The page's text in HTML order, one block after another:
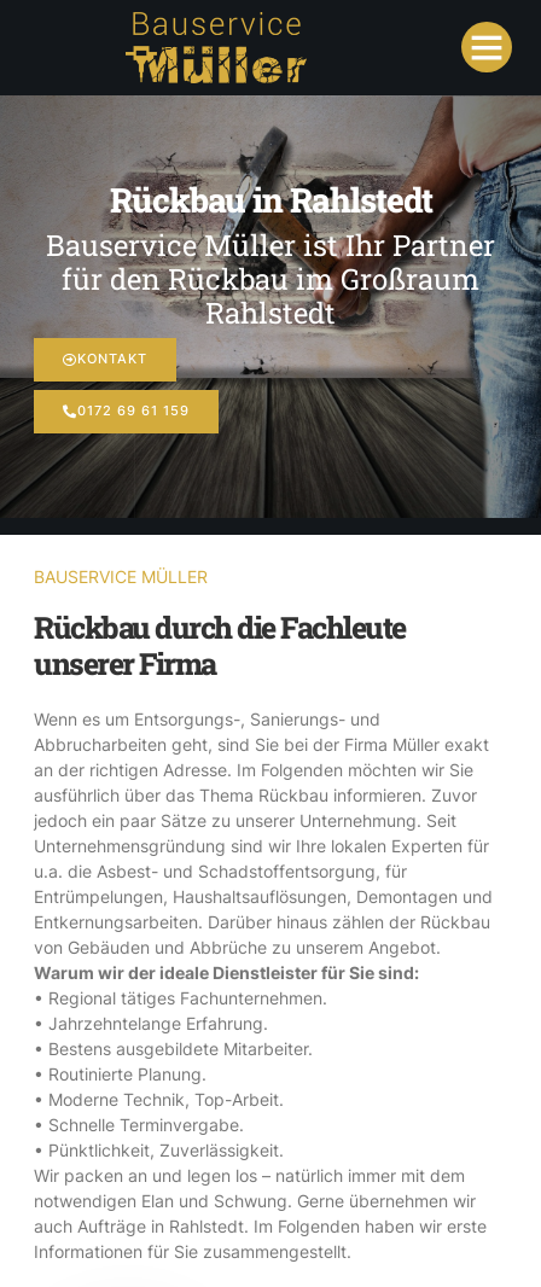
Rückbau in Rahlstedt
Bauservice Müller ist Ihr Partner
für den Rückbau im Großraum
Rahlstedt
KONTAKT
0172 69 61 159
BAUSERVICE MÜLLER
Rückbau durch die Fachleute
unserer Firma
Wenn es um Entsorgungs-, Sanierungs- und
Abbrucharbeiten geht, sind Sie bei der Firma Müller exakt
an der richtigen Adresse. Im Folgenden möchten wir Sie
ausführlich über das Thema Rückbau informieren. Zuvor
jedoch ein paar Sätze zu unserer Unternehmung. Seit
Unternehmensgründung sind wir Ihre lokalen Experten für
u.a. die Asbest- und Schadstoffentsorgung, für
Entrümpelungen, Haushaltsauflösungen, Demontagen und
Entkernungsarbeiten. Darüber hinaus zählen der Rückbau
von Gebäuden und Abbrüche zu unserem Angebot.
Warum wir der ideale Dienstleister für Sie sind:
• Regional tätiges Fachunternehmen.
• Jahrzehntelange Erfahrung.
• Bestens ausgebildete Mitarbeiter.
• Routinierte Planung.
• Moderne Technik, Top-Arbeit.
• Schnelle Terminvergabe.
• Pünktlichkeit, Zuverlässigkeit.
Wir packen an und legen los – natürlich immer mit dem
notwendigen Elan und Schwung. Gerne übernehmen wir
auch Aufträge in Rahlstedt. Im Folgenden haben wir erste
Informationen für Sie zusammengestellt.